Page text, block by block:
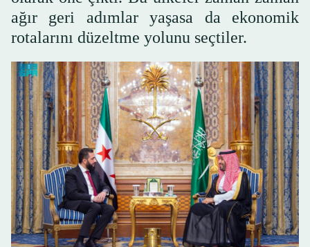
ağır geri adımlar yaşasa da ekonomik
rotalarını düzeltme yolunu seçtiler.